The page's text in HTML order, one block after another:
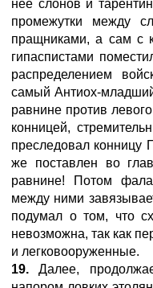
нее слонов и
промежутки между
пращниками, а сам с
гипаспистами
распределением
самый Антиох-
равнине против
конницей,
преследовал
же поставлен во
равнине! Потом
между ними
подумал о том, что
невозможна, так как
и легковооруженные.
19.Далее,